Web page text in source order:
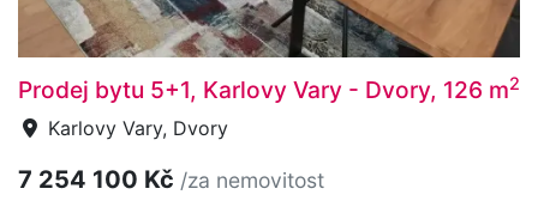
Prodej bytu 5+1, Karlovy Vary - Dvory, 126 m2
Karlovy Vary, Dvory
7 254 100 Kč /za nemovitost